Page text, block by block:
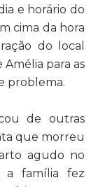
e horário do
cima da hora
do local
para as
problema.
de outras
que morreu
agudo no
a família fez